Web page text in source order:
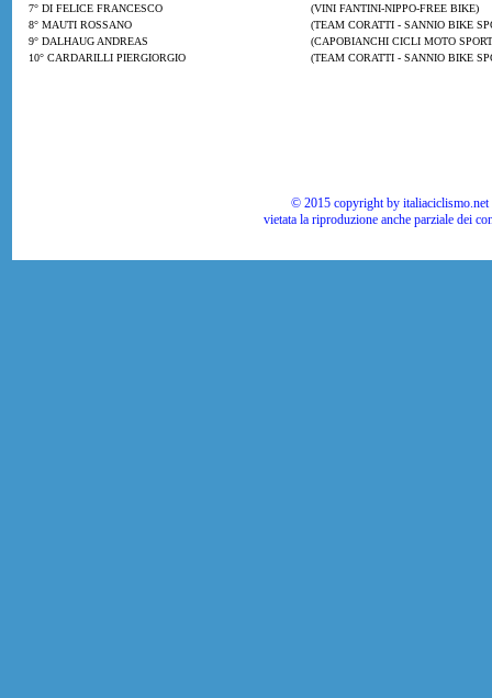
7° DI FELICE FRANCESCO
(VINI FANTINI-NIPPO-FREE BIKE)
8° MAUTI ROSSANO
(TEAM CORATTI - SANNIO BIKE
9° DALHAUG ANDREAS
(CAPOBIANCHI CICLI MOTO
10° CARDARILLI PIERGIORGIO
(TEAM CORATTI - SANNIO BIKE
© 2015 copyright by
vietata la riproduzione anche parziale dei